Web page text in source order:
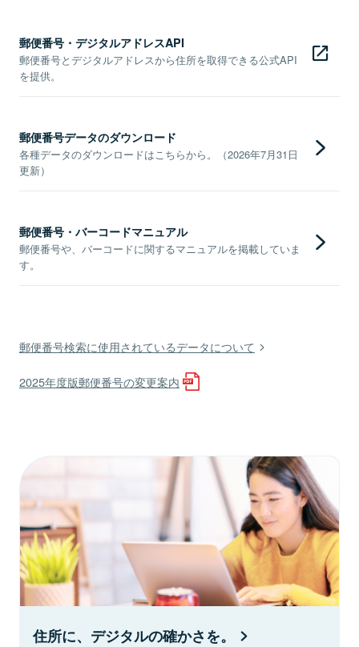
郵便番号・デジタルアドレスAPI
郵便番号とデジタルアドレスから住所を取得できる公式API
を提供。
郵便番号データのダウンロード
各種データのダウンロードはこちらから。（2026年7月31日
更新）
郵便番号・バーコードマニュアル
郵便番号や、バーコードに関するマニュアルを掲載していま
す。
郵便番号検索に使用されているデータについて
2025年度版郵便番号の変更案内
住所に、デジタルの確かさを。